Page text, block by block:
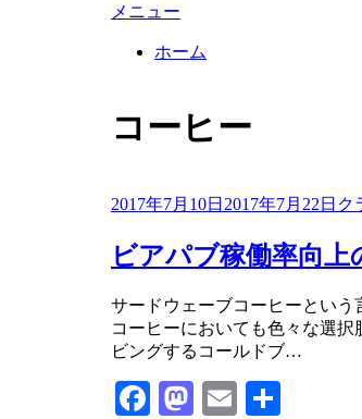
メニュー
ホーム
タグ
:
コーヒー
投
日:
2017年7月10日 2017年7月22日 ク
ビアパブ稼働率向上
投稿者master
サードウェーブコーヒーとい
コーヒーにおいても色々な選
ビングするコールドブ…
Facebook
Mastodon
Email